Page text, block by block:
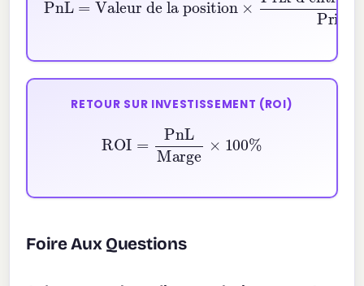
RETOUR SUR INVESTISSEMENT (ROI)
PnLMarge
Foire Aux Questions